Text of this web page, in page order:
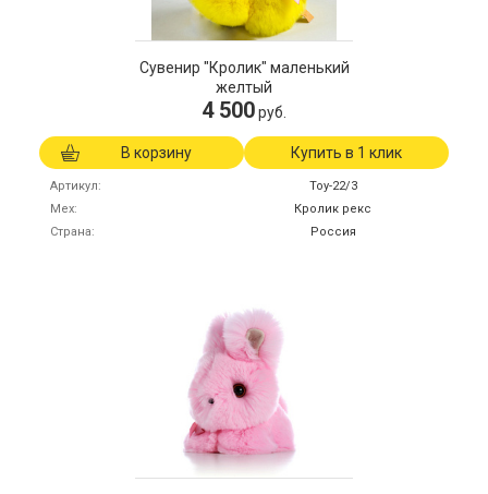
Сувенир "Кролик" маленький
желтый
4 500руб.
В корзину Купить в 1 клик
Артикул
Toy-22/3
Мех
Кролик рекс
Страна
Россия